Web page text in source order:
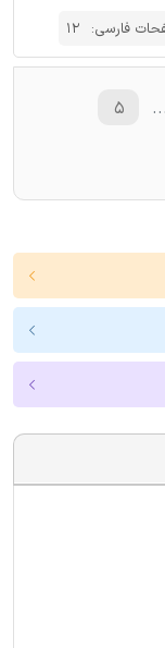
فارسی: 12
... ۵